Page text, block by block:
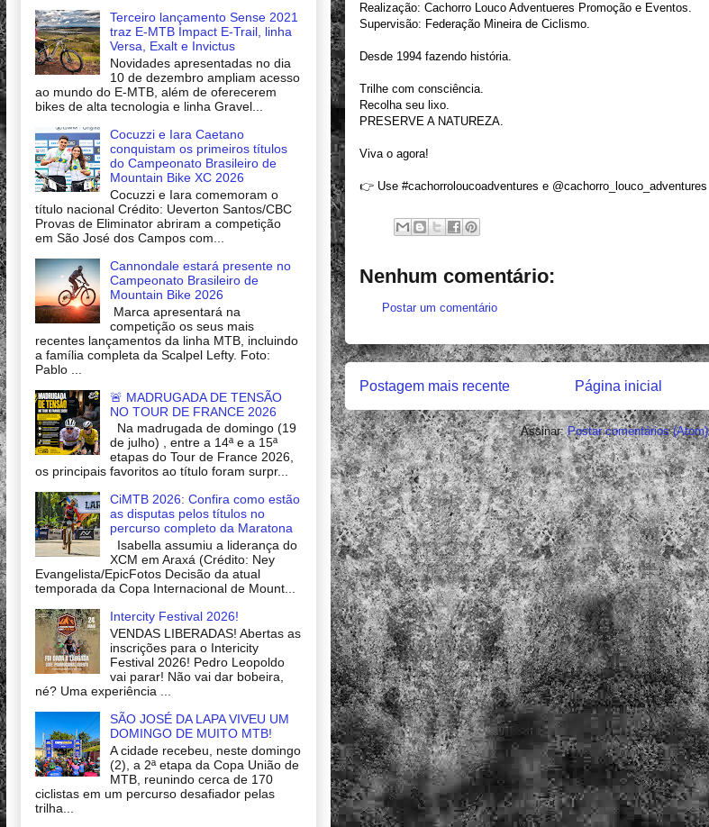
Realização: Cachorro Louco Adventueres Promoção e Eventos.
Supervisão: Federação Mineira de Ciclismo.
Desde 1994 fazendo história.
Trilhe com consciência.
Recolha seu lixo.
PRESERVE A NATUREZA.
Viva o agora!
👉 Use #cachorroloucoadventures e @cachorro_louco_adventures
Nenhum comentário:
Postar um comentário
Postagem mais recente Página inicial
Assinar:Postar comentários (Atom)
Terceiro lançamento Sense 2021
traz E-MTB Impact E-Trail, linha
Versa, Exalt e Invictus
Novidades apresentadas no dia
10 de dezembro ampliam acesso
ao mundo do E-MTB, além de oferecerem
bikes de alta tecnologia e linha Gravel...
Cocuzzi e Iara Caetano
conquistam os primeiros títulos
do Campeonato Brasileiro de
Mountain Bike XC 2026
Cocuzzi e Iara comemoram o
título nacional Crédito: Ueverton Santos/CBC
Provas de Eliminator abriram a competição
em São José dos Campos com...
Cannondale estará presente no
Campeonato Brasileiro de
Mountain Bike 2026
Marca apresentará na
competição os seus mais
recentes lançamentos da linha MTB, incluindo
a família completa da Scalpel Lefty. Foto:
Pablo ...
🚨 MADRUGADA DE TENSÃO
NO TOUR DE FRANCE 2026
Na madrugada de domingo (19
de julho) , entre a 14ª e a 15ª
etapas do Tour de France 2026,
os principais favoritos ao título foram surpr...
CiMTB 2026: Confira como estão
as disputas pelos títulos no
percurso completo da Maratona
Isabella assumiu a liderança do
XCM em Araxá (Crédito: Ney
Evangelista/EpicFotos Decisão da atual
temporada da Copa Internacional de Mount...
Intercity Festival 2026!
VENDAS LIBERADAS! Abertas as
inscrições para o Intericity
Festival 2026! Pedro Leopoldo
vai parar! Não vai dar bobeira,
né? Uma experiência ...
SÃO JOSÉ DA LAPA VIVEU UM
DOMINGO DE MUITO MTB!
A cidade recebeu, neste domingo
(2), a 2ª etapa da Copa União de
MTB, reunindo cerca de 170
ciclistas em um percurso desafiador pelas
trilha...